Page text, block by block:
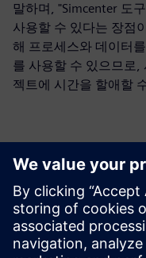
말하며, "Simcenter 도
사용할 수 있다는 장점
해 프로세스와 데이터
를 사용할 수 있으므로,
젝트에 시간을 할애할
Simcenter
Services